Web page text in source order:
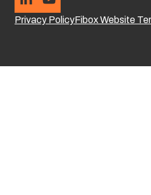
Privacy PolicyFibox Website